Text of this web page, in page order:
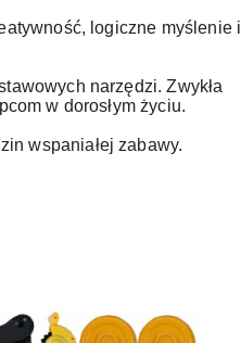
logiczne myślenie i
narzędzi. Zwykła
w dorosłym życiu.
wspaniałej zabawy.